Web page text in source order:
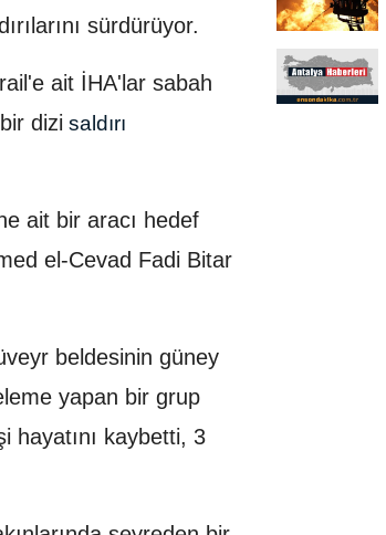
sürdürüyor.
ait İHA'lar sabah
dizi saldırı
ait bir aracı hedef
el-Cevad Fadi Bitar
beldesinin güney
yapan bir grup
hayatını kaybetti, 3